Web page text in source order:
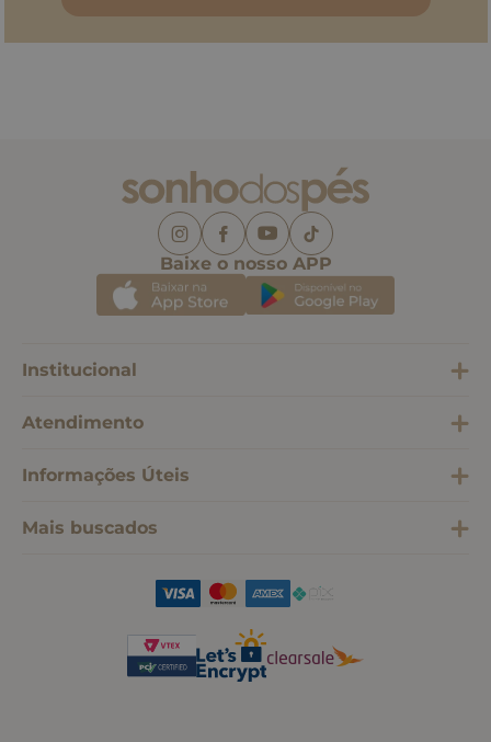
Baixe o nosso APP
Institucional
Atendimento
Informações Úteis
Mais buscados